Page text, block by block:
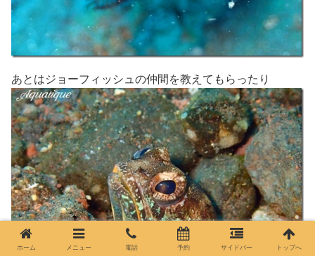
あとはジョーフィッシュの仲間を教えてもらったり
ホーム メニュー 電話 予約 サイドバー トップへ